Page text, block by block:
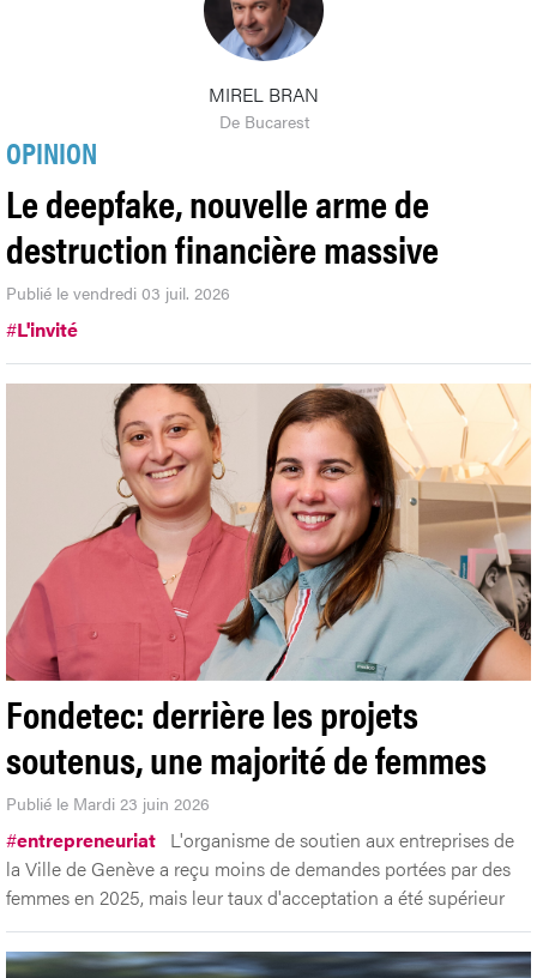
MIREL BRAN
De Bucarest
OPINION
Le deepfake, nouvelle arme de
destruction financière massive
Publié le vendredi 03 juil. 2026
#L'invité
Fondetec: derrière les projets
soutenus, une majorité de femmes
Publié le Mardi 23 juin 2026
#entrepreneuriat L'organisme de soutien aux entreprises de
la Ville de Genève a reçu moins de demandes portées par des
femmes en 2025, mais leur taux d'acceptation a été supérieur